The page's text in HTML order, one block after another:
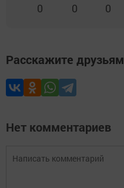
0 0 0
Расскажите друзьям
Нет комментариев